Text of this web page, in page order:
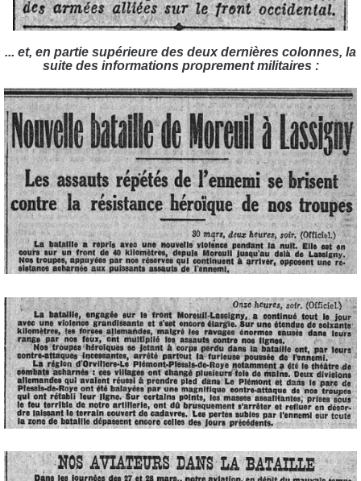
... et, en partie supérieure des deux dernières colonnes, la
suite des informations proprement militaires :